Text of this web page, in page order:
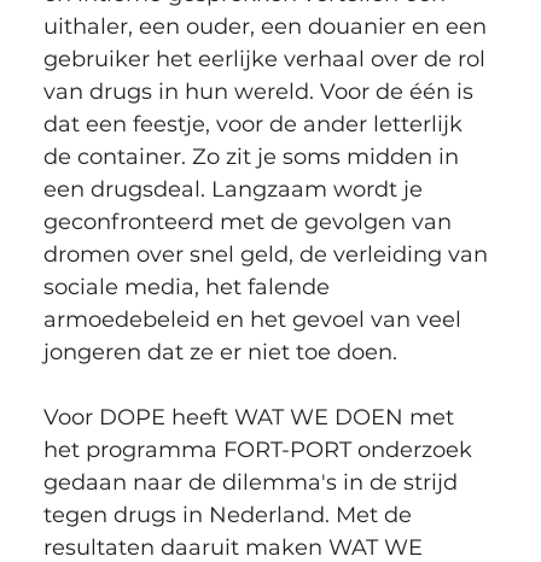
uithaler, een ouder, een douanier en een
gebruiker het eerlijke verhaal over de rol
van drugs in hun wereld. Voor de één is
dat een feestje, voor de ander letterlijk
de container. Zo zit je soms midden in
een drugsdeal. Langzaam wordt je
geconfronteerd met de gevolgen van
dromen over snel geld, de verleiding van
sociale media, het falende
armoedebeleid en het gevoel van veel
jongeren dat ze er niet toe doen.
Voor DOPE heeft WAT WE DOEN met
het programma FORT-PORT onderzoek
gedaan naar de dilemma's in de strijd
tegen drugs in Nederland. Met de
resultaten daaruit maken WAT WE